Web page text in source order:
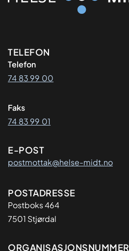
Kontaktinformasjon
TELEFON
Telefon
74 83 99 00
Faks
74 83 99 01
E-POST
postmottak@helse-midt.no
Adresse
POSTADRESSE
Postboks 464
7501 Stjørdal
ORGANISASJONSNUMMER